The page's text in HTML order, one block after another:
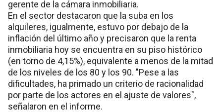
gerente de la cámara inmobiliaria.
En el sector destacaron que la suba en los
alquileres, igualmente, estuvo por debajo de la
inflación del último año y precisaron que la renta
inmobiliaria hoy se encuentra en su piso histórico
(en torno de 4,15%), equivalente a menos de la mitad
de los niveles de los 80 y los 90. "Pese a las
dificultades, ha primado un criterio de racionalidad
por parte de los actores en el ajuste de valores",
señalaron en el informe.